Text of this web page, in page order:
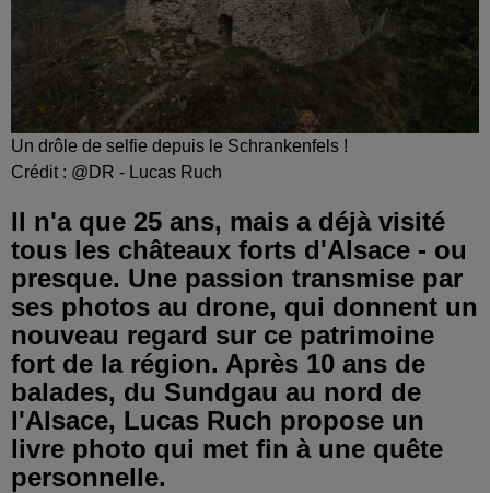
Un drôle de selfie depuis le Schrankenfels !
Crédit : @DR - Lucas Ruch
Il n'a que 25 ans, mais a déjà visité
tous les châteaux forts d'Alsace - ou
presque. Une passion transmise par
ses photos au drone, qui donnent un
nouveau regard sur ce patrimoine
fort de la région. Après 10 ans de
balades, du Sundgau au nord de
l'Alsace, Lucas Ruch propose un
livre photo qui met fin à une quête
personnelle.